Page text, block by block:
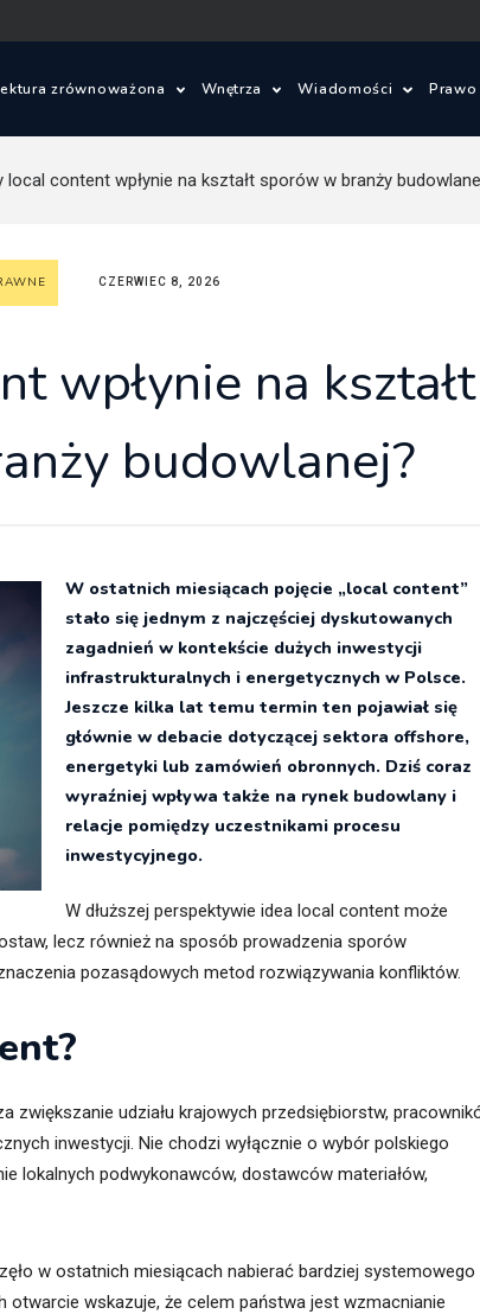
zrównoważona
węglowy i budynki bezemisyjne
zrównoważone
Wnętrza Wiadomości
Zagadnienia prawne
Prawo
local content wpłynie na kształt sporów w branży
CZERWIEC 8, 2026
wpłynie na kształt
budowlanej?
W ostatnich miesiącach pojęcie „local content”
stało się jednym z najczęściej dyskutowanych
zagadnień w kontekście dużych inwestycji
infrastrukturalnych i energetycznych w Polsce.
Jeszcze kilka lat temu termin ten pojawiał się
głównie w debacie dotyczącej sektora offshore,
energetyki lub zamówień obronnych. Dziś coraz
wyraźniej wpływa także na rynek budowlany i
relacje pomiędzy uczestnikami procesu
inwestycyjnego.
W dłuższej perspektywie idea local content może
lecz również na sposób prowadzenia sporów
pozasądowych metod rozwiązywania konfliktów.
zwiększanie udziału krajowych przedsiębiorstw,
inwestycji. Nie chodzi wyłącznie o wybór polskiego
lokalnych podwykonawców, dostawców materiałów,
w ostatnich miesiącach nabierać bardziej systemowego
wskazuje, że celem państwa jest wzmacnianie